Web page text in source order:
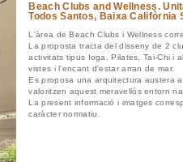
Beach Clubs and Wellness.
Todos Santos, Baixa Califòrnia
L'àrea de Beach Clubs i Wellness
La proposta tracta del disseny de 2
activitats tipus Ioga, Pilates, Tai-Chi i
vistes i l'encant d'estar arran de mar.
Es proposa una arquitectura austera
valoritzen aquest meravellós entorn
La present informació i imatges
caràcter normatiu.